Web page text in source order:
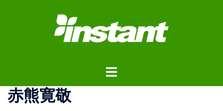
ス
ト
赤熊寛敬